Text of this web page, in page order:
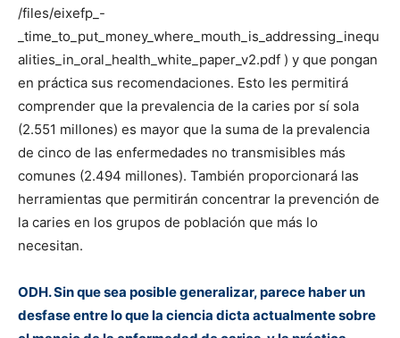
/files/eixefp_-
_time_to_put_money_where_mouth_is_addressing_inequ
alities_in_oral_health_white_paper_v2.pdf ) y que pongan
en práctica sus recomendaciones. Esto les permitirá
comprender que la prevalencia de la caries por sí sola
(2.551 millones) es mayor que la suma de la prevalencia
de cinco de las enfermedades no transmisibles más
comunes (2.494 millones). También proporcionará las
herramientas que permitirán concentrar la prevención de
la caries en los grupos de población que más lo
necesitan.
ODH. Sin que sea posible generalizar, parece haber un
desfase entre lo que la ciencia dicta actualmente sobre